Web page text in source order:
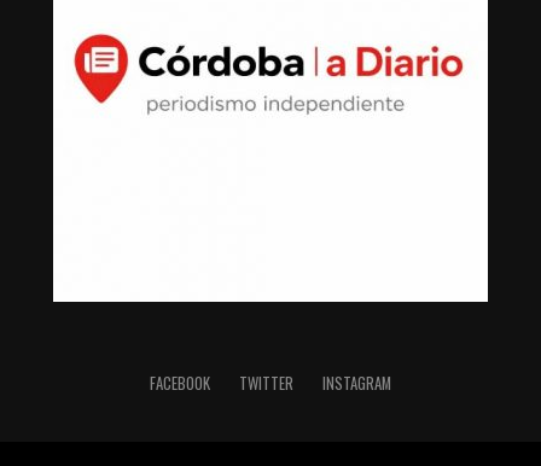
FACEBOOK TWITTER INSTAGRAM